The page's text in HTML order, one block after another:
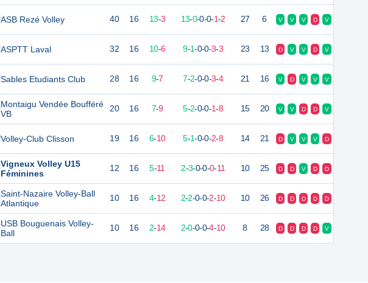
ASB Rezé Volley
ASPTT Laval
Sables Etudiants Club
Montaigu Vendée Boufféré
VB
Volley-Club Clisson
Vigneux Volley U15
Féminines
Saint-Nazaire Volley-Ball
Atlantique
USB Bouguenais Volley-
Ball
40 16 13-3 13-0-0-0-1-2 27 6 V V V D V
32 16 10-6 9-1-0-0-3-3 23 13 D V V D V
28 16 9-7 7-2-0-0-3-4 21 16 V D V V V
20 16 7-9 5-2-0-0-1-8 15 20 V V D D V
19 16 6-10 5-1-0-0-2-8 14 21 D V V V D
12 16 5-11 2-3-0-0-0-11 10 25 D D V D D
10 16 4-12 2-2-0-0-2-10 10 26 D D D D D
10 16 2-14 2-0-0-0-4-10 8 28 D D D D V